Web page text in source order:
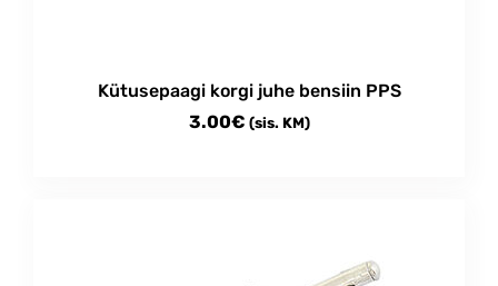
Kütusepaagi korgi juhe bensiin PPS
3.00€ (sis. KM)